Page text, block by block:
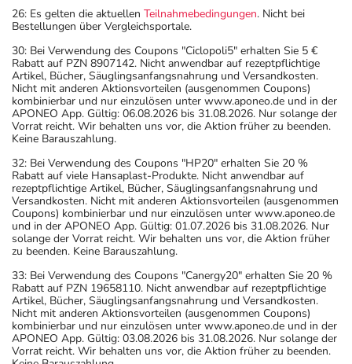
26: Es gelten die aktuellen Teilnahmebedingungen. Nicht bei
Bestellungen über Vergleichsportale.
30: Bei Verwendung des Coupons "Ciclopoli5" erhalten Sie 5 €
Rabatt auf PZN 8907142. Nicht anwendbar auf rezeptpflichtige
Artikel, Bücher, Säuglingsanfangsnahrung und Versandkosten.
Nicht mit anderen Aktionsvorteilen (ausgenommen Coupons)
kombinierbar und nur einzulösen unter www.aponeo.de und in der
APONEO App. Gültig: 06.08.2026 bis 31.08.2026. Nur solange der
Vorrat reicht. Wir behalten uns vor, die Aktion früher zu beenden.
Keine Barauszahlung.
32: Bei Verwendung des Coupons "HP20" erhalten Sie 20 %
Rabatt auf viele Hansaplast-Produkte. Nicht anwendbar auf
rezeptpflichtige Artikel, Bücher, Säuglingsanfangsnahrung und
Versandkosten. Nicht mit anderen Aktionsvorteilen (ausgenommen
Coupons) kombinierbar und nur einzulösen unter www.aponeo.de
und in der APONEO App. Gültig: 01.07.2026 bis 31.08.2026. Nur
solange der Vorrat reicht. Wir behalten uns vor, die Aktion früher
zu beenden. Keine Barauszahlung.
33: Bei Verwendung des Coupons "Canergy20" erhalten Sie 20 %
Rabatt auf PZN 19658110. Nicht anwendbar auf rezeptpflichtige
Artikel, Bücher, Säuglingsanfangsnahrung und Versandkosten.
Nicht mit anderen Aktionsvorteilen (ausgenommen Coupons)
kombinierbar und nur einzulösen unter www.aponeo.de und in der
APONEO App. Gültig: 03.08.2026 bis 31.08.2026. Nur solange der
Vorrat reicht. Wir behalten uns vor, die Aktion früher zu beenden.